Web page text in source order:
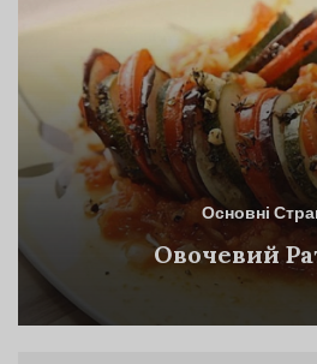
Основні
Овочевий